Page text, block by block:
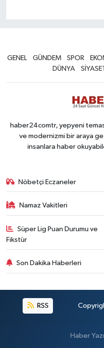
GENEL GÜNDEM SPOR
DÜNYA
haber24comtr, yepyeni
ve modernizmi bir araya
insanlara haber
Nöbetçi Eczaneler
Namaz Vakitleri
Süper Lig Puan Durumu ve
Fikstür
Son Dakika Haberleri
RSS
Haber